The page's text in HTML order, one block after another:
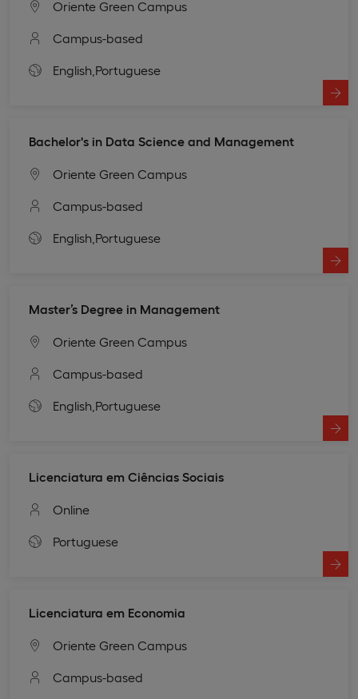
Oriente Green Campus
Campus-based
English, Portuguese
Bachelor's in Data Science and Management
Oriente Green Campus
Campus-based
English, Portuguese
Master’s Degree in Management
Oriente Green Campus
Campus-based
English, Portuguese
Licenciatura em Ciências Sociais
Online
Portuguese
Licenciatura em Economia
Oriente Green Campus
Campus-based